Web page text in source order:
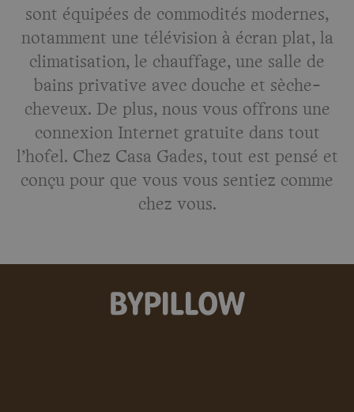
sont équipées de commodités modernes,
notamment une télévision à écran plat, la
climatisation, le chauffage, une salle de
bains privative avec douche et sèche-
cheveux. De plus, nous vous offrons une
connexion Internet gratuite dans tout
l’hôtel. Chez Casa Gades, tout est pensé et
conçu pour que vous vous sentiez comme
chez vous.